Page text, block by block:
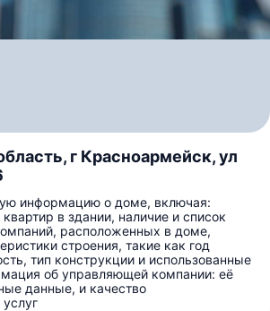
г Красноармейск, ул
информацию о доме, включая:
в здании, наличие и список
расположенных в доме,
строения, такие как год
тип конструкции и использованные
об управляющей компании: её
данные, и качество